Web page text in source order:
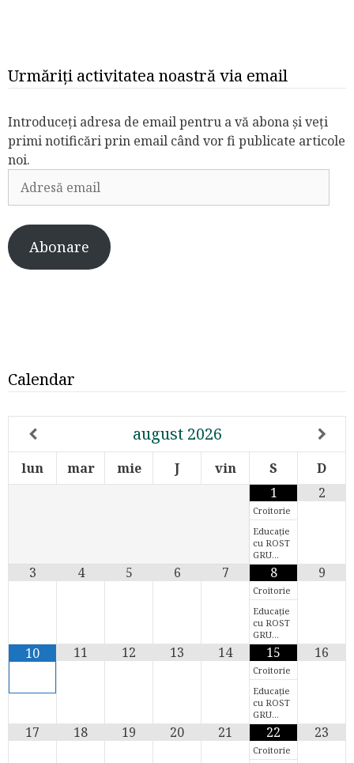
Urmăriți activitatea noastră via email
Introduceți adresa de email pentru a vă abona și veți
primi notificări prin email când vor fi publicate articole
noi.
Adresă
email
Abonare
Calendar
august 2026
lun mar mie J vin S
D
1
Croitorie
Educație
cu ROST
GRU…
2
3 4 5 6 7 8
Croitorie
Educație
cu ROST
GRU…
9
10 11 12 13 14 15
Croitorie
Educație
cu ROST
GRU…
16
17 18 19 20 21 22
Croitorie
23